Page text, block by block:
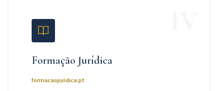
Formação Jurídica
formacaojuridica.pt